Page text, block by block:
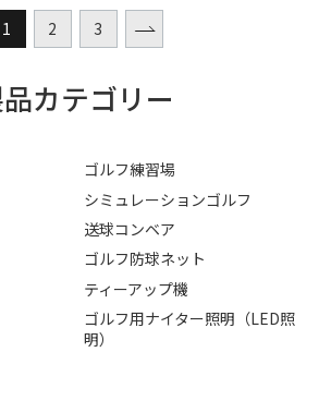
1 2 3
カテゴリー
ゴルフ練習場
シミュレーションゴルフ
送球コンベア
ゴルフ防球ネット
ティーアップ機
ゴルフ用ナイター照明（LED照
明）